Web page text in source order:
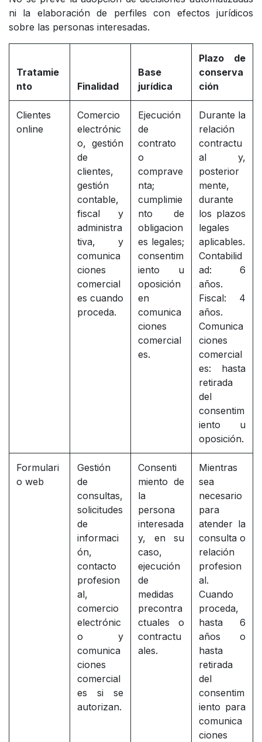
ni la elaboración de perfiles con efectos jurídicos
sobre las personas interesadas.
Tratamie
nto
Finalidad
Base
jurídica
Plazo de
conserva
ción
Clientes
online
Comercio
electrónic
o, gestión
de
clientes,
gestión
contable,
fiscal y
administra
tiva, y
comunica
ciones
comercial
es cuando
proceda.
Ejecución
de
contrato
o
comprave
nta;
cumplimie
nto de
obligacion
es legales;
consentim
iento u
oposición
en
comunica
ciones
comercial
es.
Durante la
relación
contractu
al y,
posterior
mente,
durante
los plazos
legales
aplicables.
Contabilid
ad: 6
años.
Fiscal: 4
años.
Comunica
ciones
comercial
es: hasta
retirada
del
consentim
iento u
oposición.
Formulari
o web
Gestión
de
consultas,
solicitudes
de
informaci
ón,
contacto
profesion
al,
comercio
electrónic
o y
comunica
ciones
comercial
es si se
autorizan.
Consenti
miento de
la
persona
interesada
y, en su
caso,
ejecución
de
medidas
precontra
ctuales o
contractu
ales.
Mientras
sea
necesario
para
atender la
consulta o
relación
profesion
al.
Cuando
proceda,
hasta 6
años o
hasta
retirada
del
consentim
iento para
comunica
ciones